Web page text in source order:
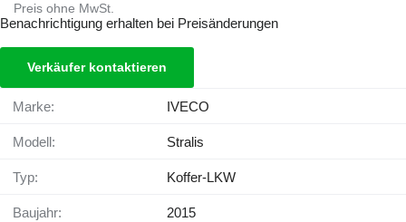
Preis ohne MwSt.
Benachrichtigung erhalten bei Preisänderungen
Verkäufer kontaktieren
Marke: IVECO
Modell: Stralis
Typ: Koffer-LKW
Baujahr: 2015